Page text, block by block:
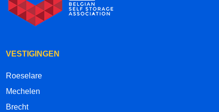
VESTIGINGEN
Roeselare
Mechelen
Brecht